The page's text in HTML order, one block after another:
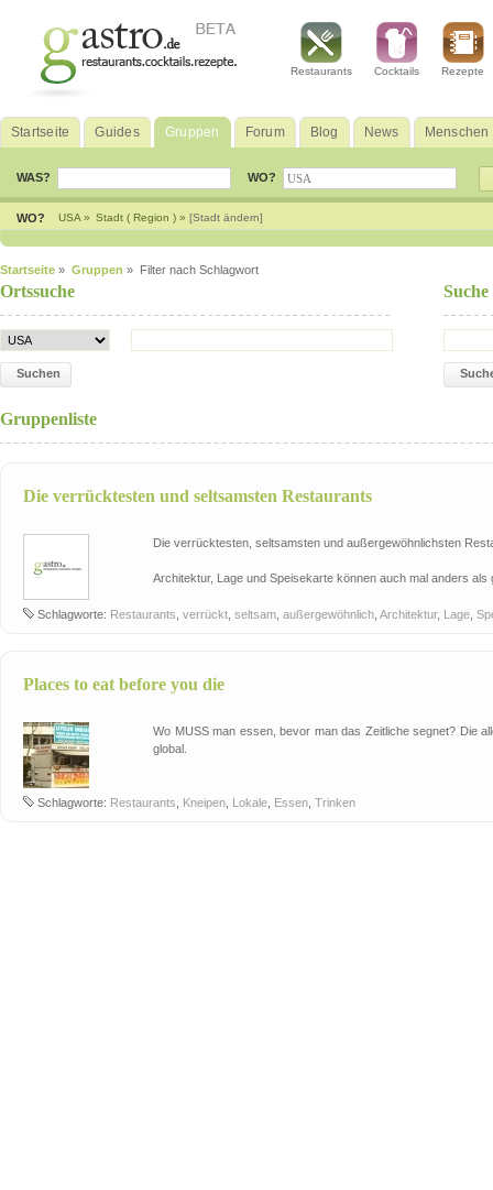
Restaurants Cocktails Rezepte
Startseite Guides Gruppen Forum Blog News Menschen
WAS? WO?
WO? USA » Stadt ( Region ) » [Stadt ändern]
Startseite » Gruppen » Filter nach Schlagwort
Ortssuche
Suchen
Gruppenliste
Die verrücktesten und seltsamsten Restaurants
Die verrücktesten, seltsamsten und außergewöhnlichsten
Architektur, Lage und Speisekarte können auch mal anders als
Schlagworte: Restaurants verrückt seltsam außergewöhnlich Architektur, Lage
Places to eat before you die
Wo MUSS man essen, bevor man das Zeitliche segnet? Die
global.
Schlagworte: Restaurants Kneipen Lokale Essen Trinken